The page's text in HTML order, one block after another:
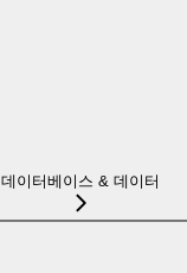
데이터베이스 & 데이터